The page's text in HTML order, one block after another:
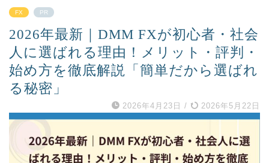
FX PR
2026年最新｜DMM FXが初心者・社会
人に選ばれる理由！メリット・評判・
始め方を徹底解説「簡単だから選ばれ
る秘密」
2026年4月23日 / 2026年5月22日